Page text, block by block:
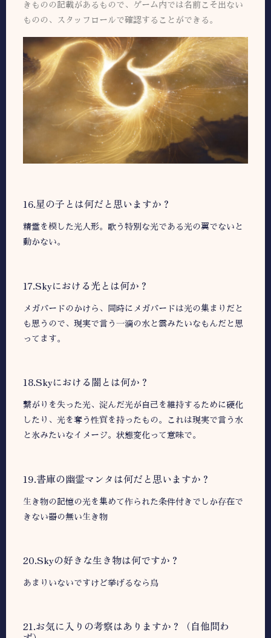
きものの記載があるもので、ゲーム内では名前こそ出ない
ものの、スタッフロールで確認することができる。
16.星の子とは何だと思いますか？
精霊を模した光人形。歌う特別な光である光の翼でないと
動かない。
17.Skyにおける光とは何か？
メガバードのかけら、同時にメガバードは光の集まりだと
も思うので、現実で言う一滴の水と雲みたいなもんだと思
ってます。
18.Skyにおける闇とは何か？
繋がりを失った光、淀んだ光が自己を維持するために硬化
したり、光を奪う性質を持ったもの。これは現実で言う水
と氷みたいなイメージ。状態変化って意味で。
19.書庫の幽霊マンタは何だと思いますか？
生き物の記憶の光を集めて作られた条件付きでしか存在で
きない器の無い生き物
20.Skyの好きな生き物は何ですか？
あまりいないですけど挙げるなら鳥
21.お気に入りの考察はありますか？（自他問わ